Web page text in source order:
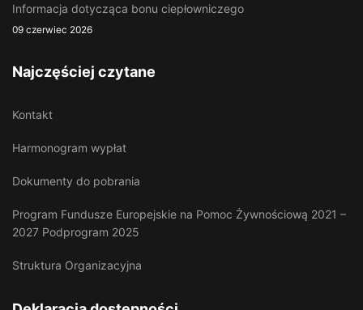
Informacja dotycząca bonu ciepłowniczego
09 czerwiec 2026
Najczęściej czytane
Kontakt
Harmonogram wypłat
Dokumenty do pobrania
Program Fundusze Europejskie na Pomoc Żywnościową 2021 –
2027 Podprogram 2025
Struktura Organizacyjna